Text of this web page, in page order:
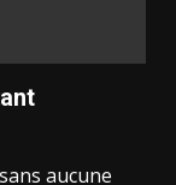
aucune